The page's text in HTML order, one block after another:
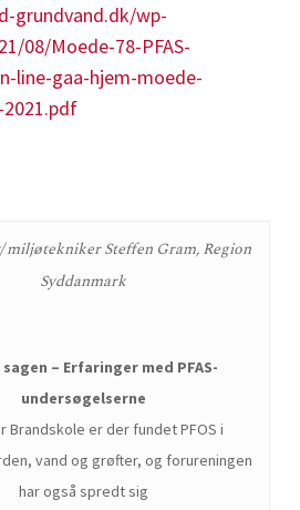
grundvand.dk/wp-
08/Moede-78-PFAS-
line-gaa-hjem-moede-
miljøteknikerSteffen Gram, Region
Syddanmark
– Erfaringer med PFAS-
undersøgelserne
Brandskole er der fundet PFOS i
vand og grøfter, og forureningen
har også spredt sig